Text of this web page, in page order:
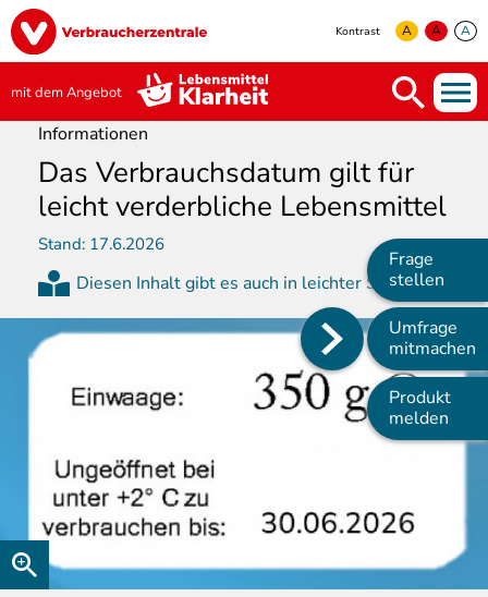
Direkt
zum
Inhalt
Image
Kontrast A A A
mit dem Angebot
Main
navigation
Frage
stellen
Umfrage
mitmachen
Produkt
melden
Informationen
Das Verbrauchsdatum gilt für
leicht verderbliche Lebensmittel
Stand: 17.6.2026
Diesen Inhalt gibt es auch in leichter Sprache